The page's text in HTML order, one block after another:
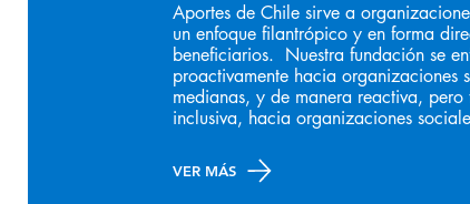
Aportes de Chile sirve a
un enfoque filantrópico y en forma
beneficiarios. Nuestra fundación se
proactivamente hacia organizaciones
medianas, y de manera reactiva, pero
inclusiva, hacia organizaciones
VER MÁS